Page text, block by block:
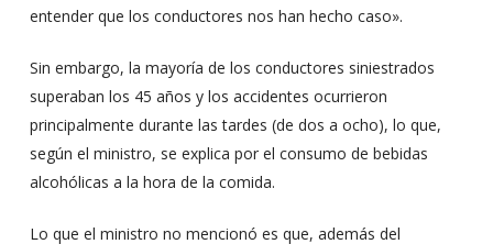
entender que los conductores nos han hecho caso».
Sin embargo, la mayoría de los conductores siniestrados
superaban los 45 años y los accidentes ocurrieron
principalmente durante las tardes (de dos a ocho), lo que,
según el ministro, se explica por el consumo de bebidas
alcohólicas a la hora de la comida.
Lo que el ministro no mencionó es que, además del